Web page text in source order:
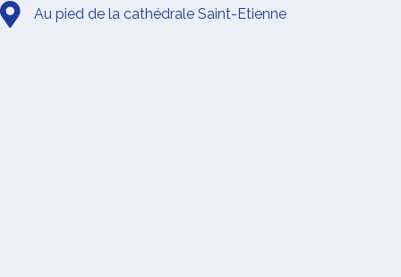
Au pied de la cathédrale Saint-Etienne